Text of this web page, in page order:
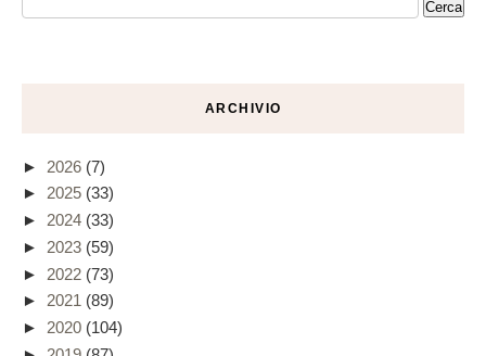
ARCHIVIO
► 2026 (7)
► 2025 (33)
► 2024 (33)
► 2023 (59)
► 2022 (73)
► 2021 (89)
► 2020 (104)